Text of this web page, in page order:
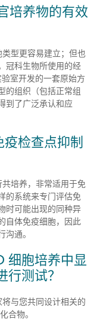
培养物的有效
型更容易建立；但也
冠科生物所使用的经
室开发的一套原始方
的组织（包括正常组
到了广泛承认和应
检查点抑制
培养，非常适用于免
的系统来专门评估免
时可能出现的同种异
自体免疫细胞，因此
通。
细胞培养中显
测试？
与您共同设计相关的
合物。